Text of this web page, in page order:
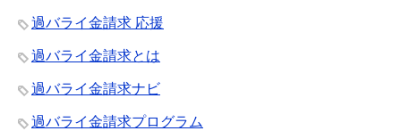
過バライ金請求 応援
過バライ金請求とは
過バライ金請求ナビ
過バライ金請求プログラム